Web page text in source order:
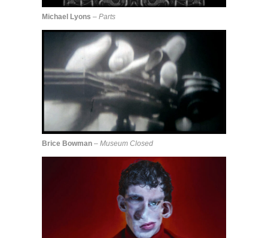
Michael Lyons – Parts
Brice Bowman – Museum Closed